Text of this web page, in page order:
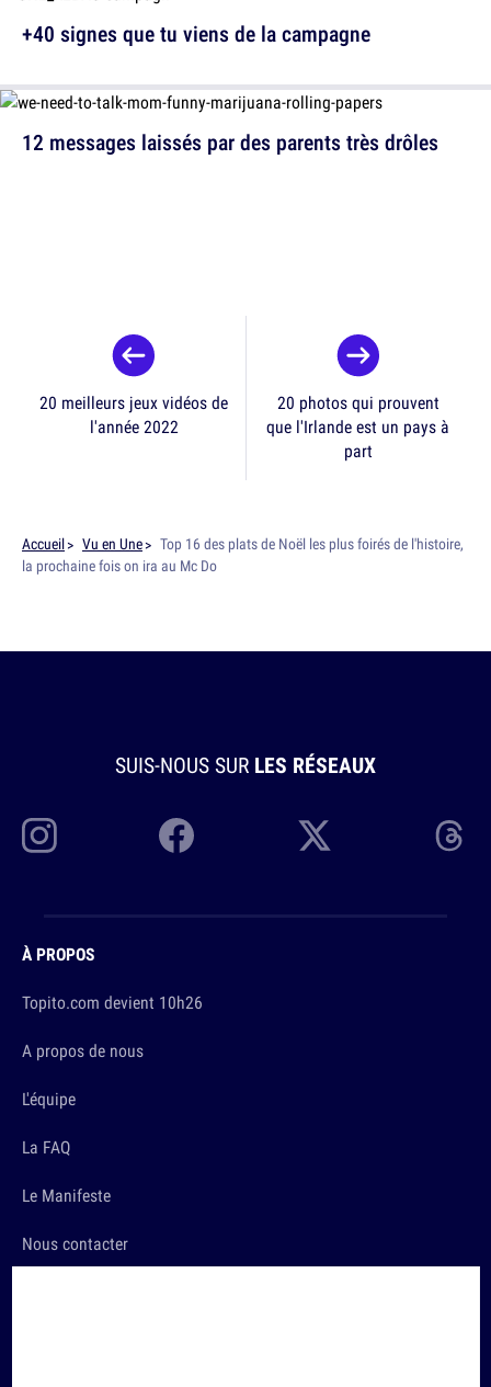
12 messages laissés par des parents très drôles
+40 signes que tu viens de la campagne
20 meilleurs jeux vidéos de
l'année 2022
20 photos qui prouvent
que l'Irlande est un pays à
part
Accueil Vu en Une
Top 16 des plats de Noël les plus foirés de l'histoire,
la prochaine fois on ira au Mc Do
SUIS-NOUS SUR LES RÉSEAUX
À PROPOS
Topito.com devient 10h26
A propos de nous
L'équipe
La FAQ
Le Manifeste
Nous contacter